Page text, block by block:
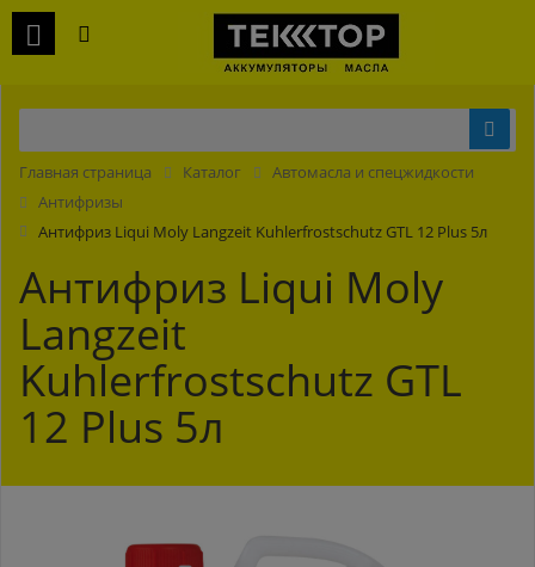
Главная страница Каталог
Автомасла и спецжидкости
Антифризы
Антифриз Liqui Moly Langzeit Kuhlerfrostschutz GTL 12 Plus 5л
Антифриз Liqui Moly
Langzeit
Kuhlerfrostschutz GTL
12 Plus 5л